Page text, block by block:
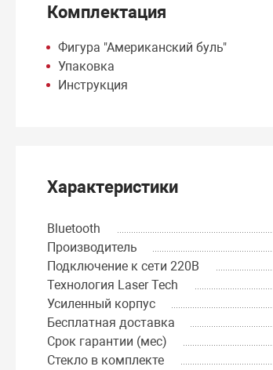
Комплектация
Фигура "Американский буль"
Упаковка
Инструкция
Характеристики
Bluetooth
Производитель
Подключение к сети 220В
Технология Laser Tech
Усиленный корпус
Бесплатная доставка
Срок гарантии (мес)
Стекло в комплекте